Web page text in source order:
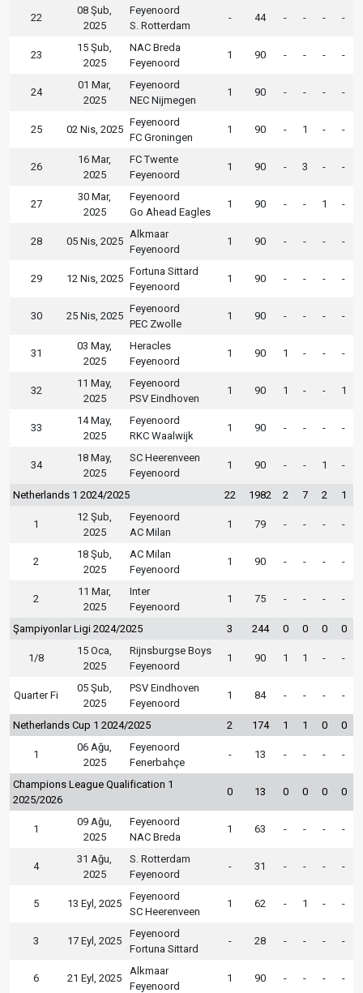
22
08 Şub,
2025
Feyenoord
S. Rotterdam
- 44 - - - -
23
15 Şub,
2025
NAC Breda
Feyenoord
1 90 - - - -
24
01 Mar,
2025
Feyenoord
NEC Nijmegen
1 90 - - - -
25 02 Nis, 2025
Feyenoord
FC Groningen
1 90 - 1 - -
26
16 Mar,
2025
FC Twente
Feyenoord
1 90 - 3 - -
27
30 Mar,
2025
Feyenoord
Go Ahead Eagles
1 90 - - 1 -
28 05 Nis, 2025
Alkmaar
Feyenoord
1 90 - - - -
29 12 Nis, 2025
Fortuna Sittard
Feyenoord
1 90 - - - -
30 25 Nis, 2025
Feyenoord
PEC Zwolle
1 90 - - - -
31
03 May,
2025
Heracles
Feyenoord
1 90 1 - - -
32
11 May,
2025
Feyenoord
PSV Eindhoven
1 90 1 - - 1
33
14 May,
2025
Feyenoord
RKC Waalwijk
1 90 - - - -
34
18 May,
2025
SC Heerenveen
Feyenoord
1 90 - - 1 -
Netherlands 1 2024/2025 22 1982 2 7 2 1
1
12 Şub,
2025
Feyenoord
AC Milan
1 79 - - - -
2
18 Şub,
2025
AC Milan
Feyenoord
1 90 - - - -
2
11 Mar,
2025
Inter
Feyenoord
1 75 - - - -
Şampiyonlar Ligi 2024/2025 3 244 0 0 0 0
1/8
15 Oca,
2025
Rijnsburgse Boys
Feyenoord
1 90 1 1 - -
Quarter Fi
05 Şub,
2025
PSV Eindhoven
Feyenoord
1 84 - - - -
Netherlands Cup 1 2024/2025 2 174 1 1 0 0
1
06 Ağu,
2025
Feyenoord
Fenerbahçe
- 13 - - - -
Champions League Qualification 1
2025/2026
0 13 0 0 0 0
1
09 Ağu,
2025
Feyenoord
NAC Breda
1 63 - - - -
4
31 Ağu,
2025
S. Rotterdam
Feyenoord
- 31 - - - -
5 13 Eyl, 2025
Feyenoord
SC Heerenveen
1 62 - 1 - -
3 17 Eyl, 2025
Feyenoord
Fortuna Sittard
- 28 - - - -
6 21 Eyl, 2025
Alkmaar
Feyenoord
1 90 - - - -